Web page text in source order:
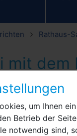
um Ihnen
Betrieb der
notwendig sind,
Rathaus-
mit
Art erlebten
Gemeinsam mit
Bürgermeister
seinen